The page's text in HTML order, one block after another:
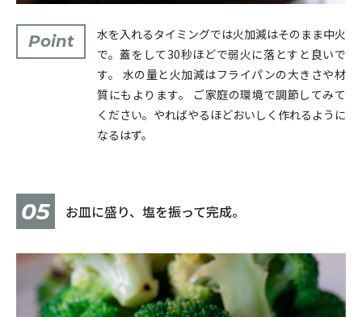
Point
水を入れるタイミングでは火加減はそのまま中火
で。蓋をして30秒ほどで弱火に落とすと良いで
す。 水の量と火加減はフライパンの大きさや材
質にもよります。 ご家庭の環境で調節してみて
ください。やればやるほどおいしく作れるように
なるはず。
05 お皿に盛り、塩を振って完成。